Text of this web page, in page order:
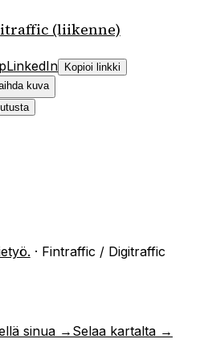
(liikenne)
LinkedIn
Kopioi linkki
kuva
· Fintraffic / Digitraffic
sinua →Selaa kartalta →